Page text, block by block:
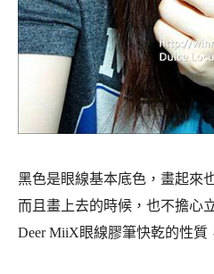
黑色是眼線基本底色，畫起來
而且畫上去的時候，也不擔心
Deer MiiX眼線膠筆快乾的性質